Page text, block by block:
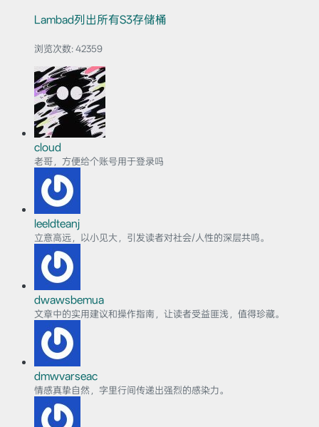
Lambad列出所有S3存储桶
浏览次数: 42359
cloud
老哥，方便给个账号用于登录吗
leeldteanj
立意高远，以小见大，引发读者对社会/人性的深层共鸣。
dwawsbemua
文章中的实用建议和操作指南，让读者受益匪浅，值得珍藏。
dmwvarseac
情感真挚自然，字里行间传递出强烈的感染力。